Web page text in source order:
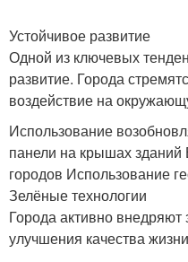
Устойчивое развитие
Одной из ключевых
развитие. Города
воздействие на
Использование
панели на крышах
городов Использование
Зелёные технологии
Города активно внедряют
улучшения качества